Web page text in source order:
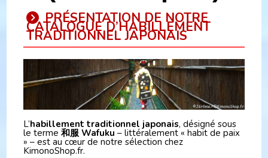
PRÉSENTATION DE NOTRE
CATALOGUE D’HABILLEMENT
TRADITIONNEL JAPONAIS
L’habillement traditionnel japonais, désigné sous
le terme和服 Wafuku – littéralement « habit de paix
» – est au cœur de notre sélection chez
KimonoShop.fr.